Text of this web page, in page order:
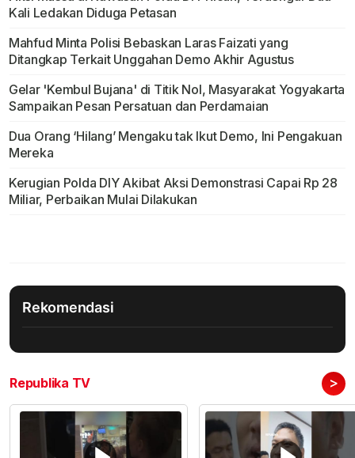
Kali Ledakan Diduga Petasan
Mahfud Minta Polisi Bebaskan Laras Faizati yang
Ditangkap Terkait Unggahan Demo Akhir Agustus
Gelar 'Kembul Bujana' di Titik Nol, Masyarakat Yogyakarta
Sampaikan Pesan Persatuan dan Perdamaian
Dua Orang ‘Hilang’ Mengaku tak Ikut Demo, Ini Pengakuan
Mereka
Kerugian Polda DIY Akibat Aksi Demonstrasi Capai Rp 28
Miliar, Perbaikan Mulai Dilakukan
Rekomendasi
Republika TV >